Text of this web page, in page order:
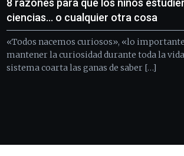
8 razones para que los niños
ciencias… o cualquier otra cosa
«Todos nacemos curiosos», «lo
mantener la curiosidad durante toda la
sistema coarta las ganas de saber […]